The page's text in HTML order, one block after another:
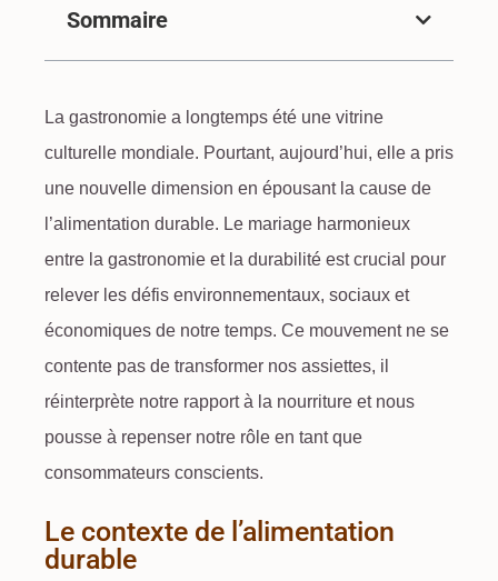
Sommaire
La gastronomie a longtemps été une vitrine
culturelle mondiale. Pourtant, aujourd’hui, elle a pris
une nouvelle dimension en épousant la cause de
l’alimentation durable. Le mariage harmonieux
entre la gastronomie et la durabilité est crucial pour
relever les défis environnementaux, sociaux et
économiques de notre temps. Ce mouvement ne se
contente pas de transformer nos assiettes, il
réinterprète notre rapport à la nourriture et nous
pousse à repenser notre rôle en tant que
consommateurs conscients.
Le contexte de l’alimentation
durable